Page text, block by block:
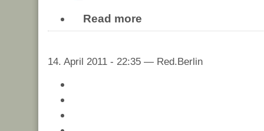
Read more
14. April 2011 - 22:35 — Red.Berlin